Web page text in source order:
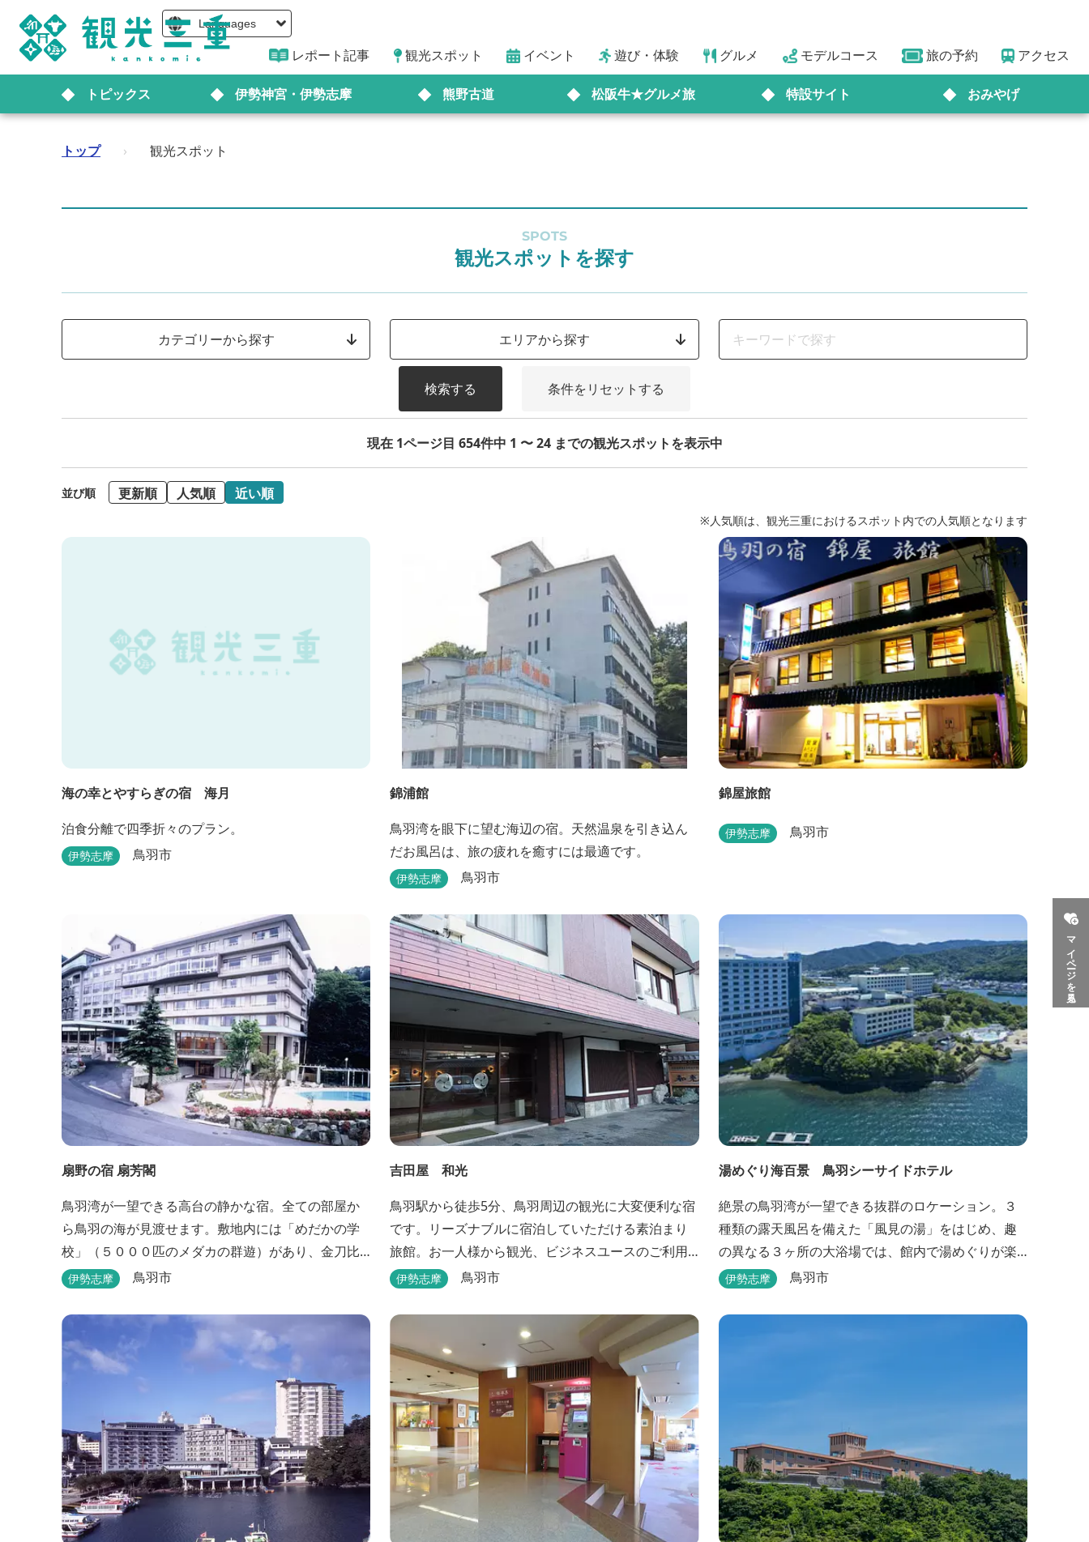
Languages
レポート記事 観光スポット イベント 遊び・体験 グルメ モデルコース 旅の予約 アクセス
トピックス 伊勢神宮・伊勢志摩 熊野古道 松阪牛★グルメ旅 特設サイト おみやげ
マイページを見る
トップ › 観光スポット
SPOTS
観光スポットを探す
カテゴリーから探す エリアから探す
検索する 条件をリセットする
現在 1ページ目 654件中 1 〜 24 までの観光スポットを表示中
並び順 更新順 人気順 近い順
※人気順は、観光三重におけるスポット内での人気順となります
海の幸とやすらぎの宿 海月
泊食分離で四季折々のプラン。
伊勢志摩 鳥羽市
錦浦館
鳥羽湾を眼下に望む海辺の宿。天然温泉を引き込ん
だお風呂は、旅の疲れを癒すには最適です。
伊勢志摩 鳥羽市
錦屋旅館
伊勢志摩 鳥羽市
扇野の宿 扇芳閣
鳥羽湾が一望できる高台の静かな宿。全ての部屋か
ら鳥羽の海が見渡せます。敷地内には「めだかの学
校」（５０００匹のメダカの群遊）があり、金刀比
羅宮への散策道には梅や桜など四季折々の花が咲き
会うことが出来ます。 扇野温泉”初蕾の湯”では、水
琴窟の音に耳をすませてみてください。ユニバーサ
ルルーム、露天風呂付客室もあります。
伊勢志摩 鳥羽市
吉田屋 和光
鳥羽駅から徒歩5分、鳥羽周辺の観光に大変便利な宿
です。リーズナブルに宿泊していただける素泊まり
旅館。お一人様から観光、ビジネスユースのご利用
に便利です。
伊勢志摩 鳥羽市
湯めぐり海百景 鳥羽シーサイドホテル
絶景の鳥羽湾が一望できる抜群のロケーション。３
種類の露天風呂を備えた「風見の湯」をはじめ、趣
の異なる３ヶ所の大浴場では、館内で湯めぐりが楽
しめます。また、露天風呂付客室や貸切家族風呂
で、湯浴みの一日をお過ごしいただけます。 お料
伊勢志摩 鳥羽市